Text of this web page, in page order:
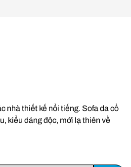
nhà thiết kế nổi tiếng. Sofa da cổ
kiểu dáng độc, mới lạ thiên về